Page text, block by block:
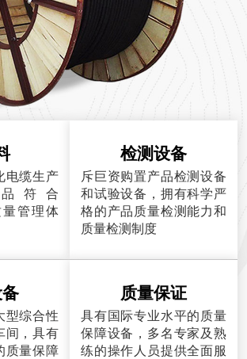
电缆生产
符合
量管理体
检测设备
斥巨资购置产品检测设备
和试验设备，拥有科学严
格的产品质量检测能力和
质量检测制度
型综合性
间，具有
质量保障
质量保证
具有国际专业水平的质量
保障设备，多名专家及熟
练的操作人员提供全面服